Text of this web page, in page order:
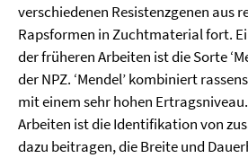
verschiedenen Resistenzgenen aus
Rapsformen in Zuchtmaterial fort.
der früheren Arbeiten ist die Sorte
der NPZ. ‘Mendel’ kombiniert
mit einem sehr hohen
Arbeiten ist die Identifikation von
dazu beitragen, die Breite und